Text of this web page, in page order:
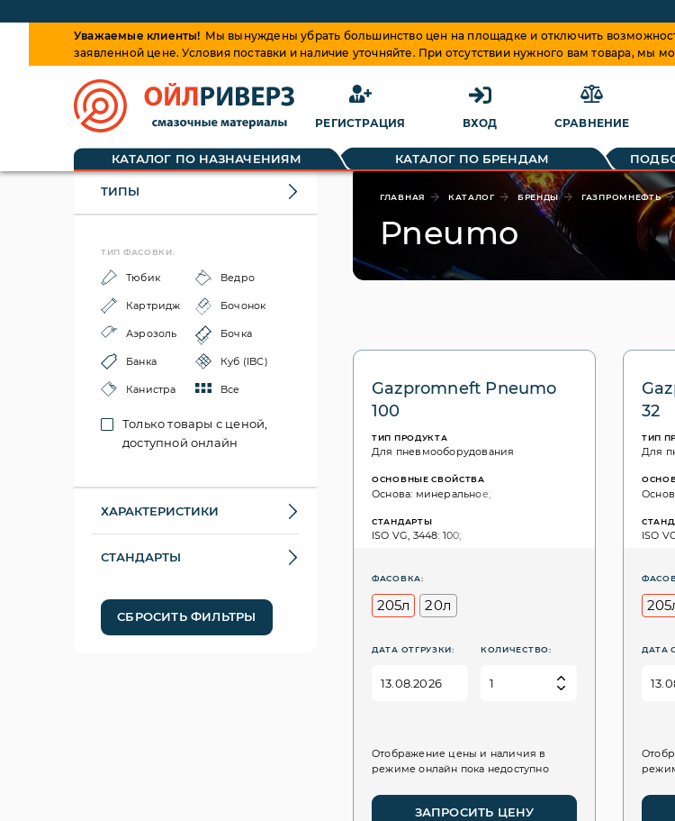
Уважаемые клиенты! Мы вынуждены убрать большинство цен на площадке и отключить
заявленной цене. Условия поставки и наличие уточняйте. При отсутствии нужного вам товара,
РЕГИСТРАЦИЯ ВХОД СРАВНЕНИЕ
КАТАЛОГ ПО БРЕНДАМ
КАТАЛОГ ПО НАЗНАЧЕНИЯМ
ТИПЫ
ТИП ФАСОВКИ:
Тюбик Ведро
Картридж Бочонок
Аэрозоль Бочка
Банка Куб (IBC)
Канистра Все
Только товары с ценой,
доступной онлайн
ХАРАКТЕРИСТИКИ
СТАНДАРТЫ
СБРОСИТЬ ФИЛЬТРЫ
ГЛАВНАЯ КАТАЛОГ БРЕНДЫ ГАЗПРОМНЕФТЬ
Pneumo
Gazpromneft Pneumo
100
ТИП ПРОДУКТА
Для пневмооборудования
ОСНОВНЫЕ СВОЙСТВА
Основа: минеральное;
СТАНДАРТЫ
ISO VG, 3448: 100;
ФАСОВКА:
205л 20л
ДАТА ОТГРУЗКИ: КОЛИЧЕСТВО:
Отображение цены и наличия в
режиме онлайн пока недоступно
ЗАПРОСИТЬ ЦЕНУ
32
ТИП
Для
ISO
ДАТА